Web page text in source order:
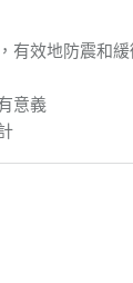
有效地防震和
意義